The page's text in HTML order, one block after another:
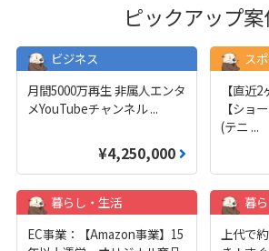
ピックアップ
ビジネス
月間5000万再生 非属人エンタ
メYouTubeチャンネル...
¥4,250,000
ス
【直近
【ショ
(テニ ...
暮らし・生活
EC事業：【Amazon事業】15
暮
上代で